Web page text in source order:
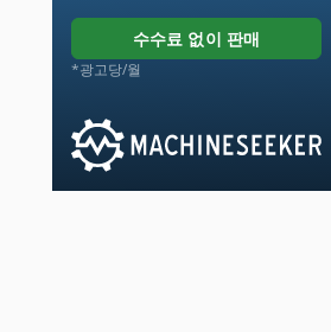
수수료 없이 판매
*광고당/월